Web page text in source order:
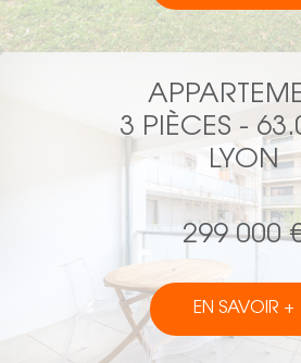
3 PIÈCES -
LYON
299 000
EN SAVOIR +